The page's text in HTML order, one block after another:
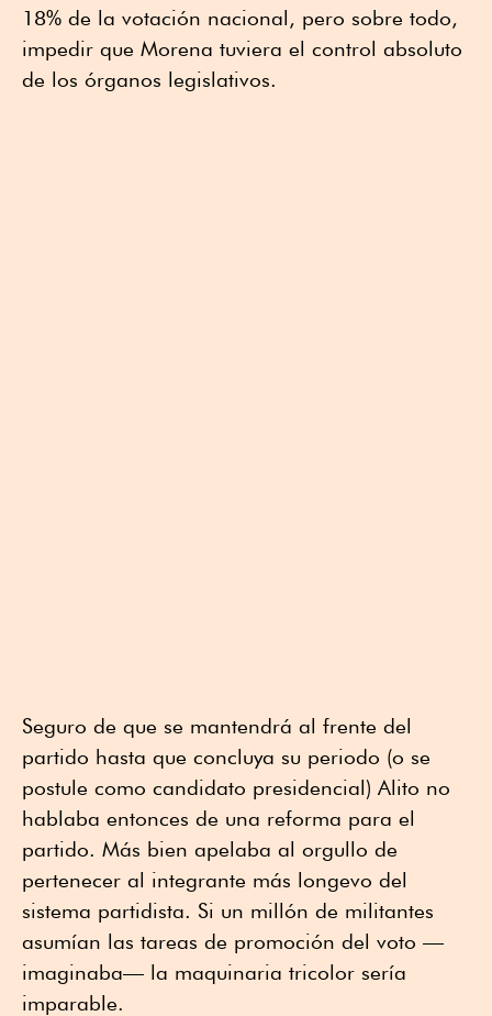
18% de la votación nacional, pero sobre todo,
impedir que Morena tuviera el control absoluto
de los órganos legislativos.
Seguro de que se mantendrá al frente del
partido hasta que concluya su periodo (o se
postule como candidato presidencial) Alito no
hablaba entonces de una reforma para el
partido. Más bien apelaba al orgullo de
pertenecer al integrante más longevo del
sistema partidista. Si un millón de militantes
asumían las tareas de promoción del voto —
imaginaba— la maquinaria tricolor sería
imparable.